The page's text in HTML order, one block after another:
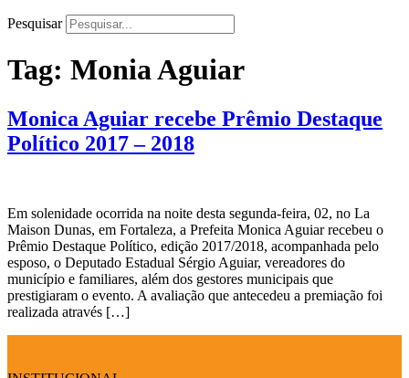
Pesquisar
Tag: Monia Aguiar
Monica Aguiar recebe Prêmio Destaque
Político 2017 – 2018
Em solenidade ocorrida na noite desta segunda-feira, 02, no La
Maison Dunas, em Fortaleza, a Prefeita Monica Aguiar recebeu o
Prêmio Destaque Político, edição 2017/2018, acompanhada pelo
esposo, o Deputado Estadual Sérgio Aguiar, vereadores do
município e familiares, além dos gestores municipais que
prestigiaram o evento. A avaliação que antecedeu a premiação foi
realizada através […]